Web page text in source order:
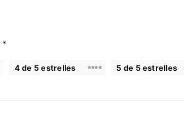
*
4 de 5 estrelles 5 de 5 estrelles